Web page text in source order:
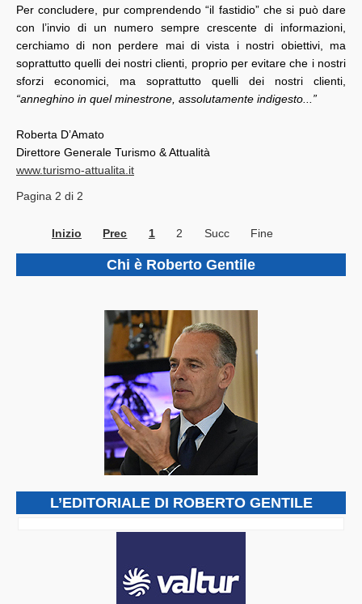
Per concludere, pur comprendendo “il fastidio” che si può dare
con l’invio di un numero sempre crescente di informazioni,
cerchiamo di non perdere mai di vista i nostri obiettivi, ma
soprattutto quelli dei nostri clienti, proprio per evitare che i nostri
sforzi economici, ma soprattutto quelli dei nostri clienti,
“anneghino in quel minestrone, assolutamente indigesto...”
Roberta D’Amato
Direttore Generale Turismo & Attualità
www.turismo-attualita.it
Pagina 2 di 2
Inizio Prec 1 2 Succ Fine
Chi è Roberto Gentile
L’EDITORIALE DI ROBERTO GENTILE